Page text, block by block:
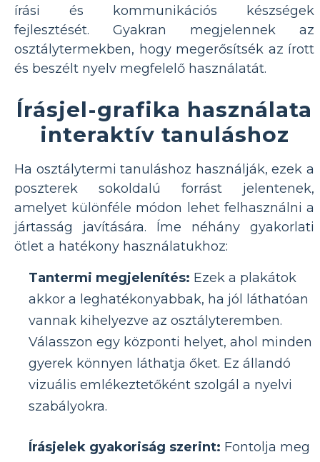
írási és kommunikációs készségek
fejlesztését. Gyakran megjelennek az
osztálytermekben, hogy megerősítsék az írott
és beszélt nyelv megfelelő használatát.
Írásjel-grafika használata
interaktív tanuláshoz
Ha osztálytermi tanuláshoz használják, ezek a
poszterek sokoldalú forrást jelentenek,
amelyet különféle módon lehet felhasználni a
jártasság javítására. Íme néhány gyakorlati
ötlet a hatékony használatukhoz:
Tantermi megjelenítés: Ezek a plakátok
akkor a leghatékonyabbak, ha jól láthatóan
vannak kihelyezve az osztályteremben.
Válasszon egy központi helyet, ahol minden
gyerek könnyen láthatja őket. Ez állandó
vizuális emlékeztetőként szolgál a nyelvi
szabályokra.
Írásjelek gyakoriság szerint: Fontolja meg